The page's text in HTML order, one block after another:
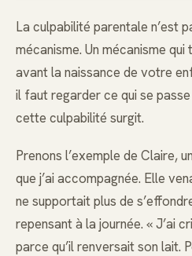
La culpabilité parentale n’est
mécanisme. Un mécanisme
avant la naissance de votre
il faut regarder ce qui se
cette culpabilité surgit.
Prenons l’exemple de Claire,
que j’ai accompagnée. Elle
ne supportait plus de
repensant à la journée. « J’ai
parce qu’il renversait son lait.